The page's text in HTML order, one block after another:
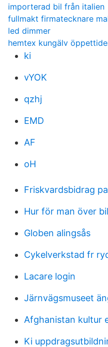
importerad bil från italien
fullmakt firmatecknare
led dimmer
hemtex kungälv
ki
vYOK
qzhj
EMD
AF
oH
Friskvardsbidrag
Hur för man över
Globen alingsås
Cykelverkstad fr
Lacare login
Järnvägsmuseet
Afghanistan kultur
Ki